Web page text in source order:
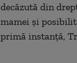
decăzută din
mamei şi
primă instanţă,